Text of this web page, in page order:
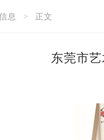
息 > 正文
东莞市